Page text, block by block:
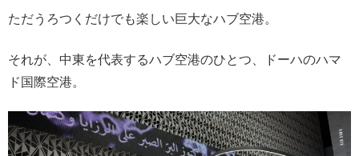
ただうろつくだけでも楽しい巨大なハブ空港。
それが、中東を代表するハブ空港のひとつ、ドーハのハマ
ド国際空港。